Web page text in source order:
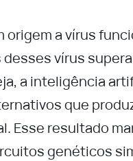
origem a vírus
vírus
a inteligência
que
Esse resultado
genéticos